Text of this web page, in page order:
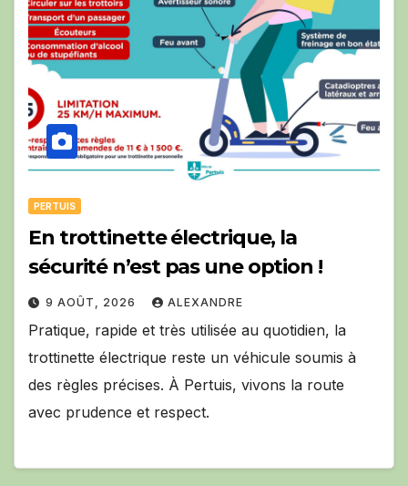
PERTUIS
En trottinette électrique, la
sécurité n’est pas une option !
9 AOÛT, 2026 ALEXANDRE
Pratique, rapide et très utilisée au quotidien, la
trottinette électrique reste un véhicule soumis à
des règles précises. À Pertuis, vivons la route
avec prudence et respect.